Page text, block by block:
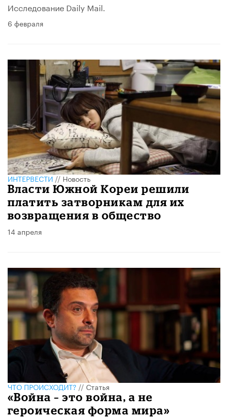
Исследование Daily Mail.
6 февраля
ИНТЕРВЕСТИ//Новость
Власти Южной Кореи решили
платить затворникам для их
возвращения в общество
14 апреля
ЧТО ПРОИСХОДИТ?//Статья
«Война – это война, а не
героическая форма мира»